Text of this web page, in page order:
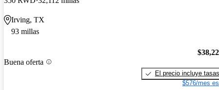
Irving, TX
93 millas
Buena oferta
El precio incluye tasas
$576/mes